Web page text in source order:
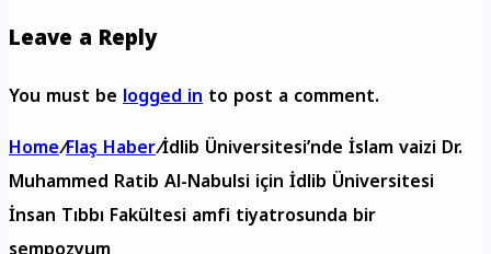
Leave a Reply
You must belogged into post a comment.
Home/Flaş Haber/İdlib Üniversitesi’nde İslam vaizi Dr.
Muhammed Ratib Al-Nabulsi için İdlib Üniversitesi
İnsan Tıbbı Fakültesi amfi tiyatrosunda bir